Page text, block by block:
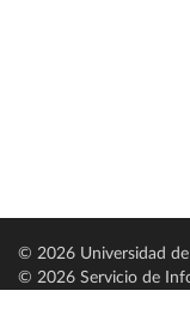
© 2026 Universidad de
© 2026 Servicio de